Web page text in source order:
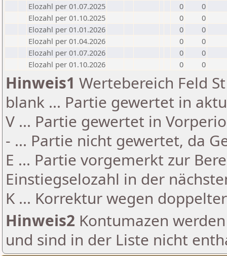
Elozahl per 01.07.2025
0
0
Elozahl per 01.10.2025
0
0
Elozahl per 01.01.2026
0
0
Elozahl per 01.04.2026
0
0
Elozahl per 01.07.2026
0
0
Elozahl per 01.10.2026
0 0
Hinweis1 Wertebereich Feld
blank ... Partie gewertet in
V ... Partie gewertet in
- ... Partie nicht gewertet, da
E ... Partie vorgemerkt zur
Einstiegselozahl in der
K ... Korrektur wegen
Hinweis2 Kontumazen
und sind in der Liste nicht